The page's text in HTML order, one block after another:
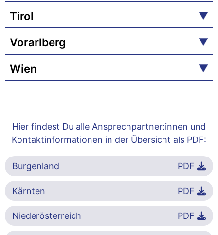
Tirol
Vorarlberg
Wien
Hier findest Du alle Ansprechpartner:innen und
Kontaktinformationen in der Übersicht als PDF:
Burgenland PDF
Kärnten PDF
Niederösterreich PDF